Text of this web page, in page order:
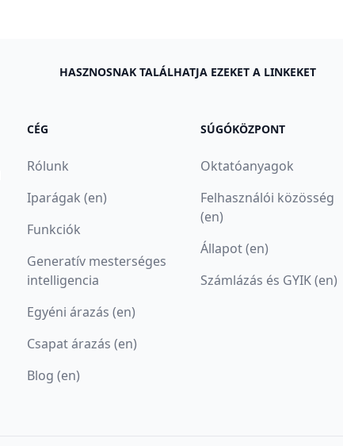
HASZNOSNAK TALÁLHATJA EZEKET A LINKEKET
CÉG
Rólunk
Iparágak (en)
Funkciók
Generatív mesterséges
intelligencia
Egyéni árazás (en)
Csapat árazás (en)
Blog (en)
SÚGÓKÖZPONT
Oktatóanyagok
Felhasználói közösség
(en)
Állapot (en)
Számlázás és GYIK (en)